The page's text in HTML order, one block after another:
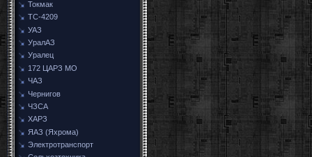
Токмак
ТС-4209
УАЗ
УралАЗ
Уралец
172 ЦАРЗ МО
ЧАЗ
Чернигов
ЧЗСА
ХАРЗ
ЯАЗ (Яхрома)
Электротранспорт